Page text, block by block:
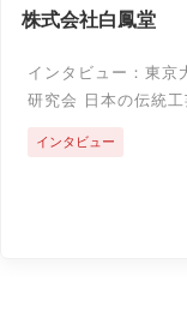
株式会社白鳳堂
インタビュー：東京
研究会 日本の伝統
インタビュー